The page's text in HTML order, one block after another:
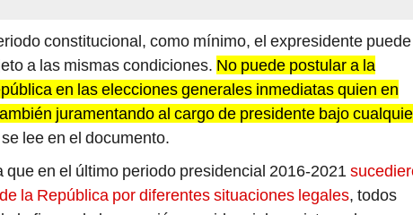
a las mismas condiciones.No puede postular a la
en las elecciones generales inmediatas quien en
juramentando al cargo de presidente bajo cualquier
se lee en el documento.
la República por diferentes situaciones legales, todos
la figura de la sucesión presidencial prevista en la